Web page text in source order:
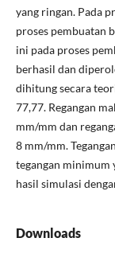
yang ringan. Pada
proses pembuatan
ini pada proses
berhasil dan
dihitung secara
77,77. Regangan
mm/mm dan
8 mm/mm.
tegangan minimum
hasil simulasi
Downloads